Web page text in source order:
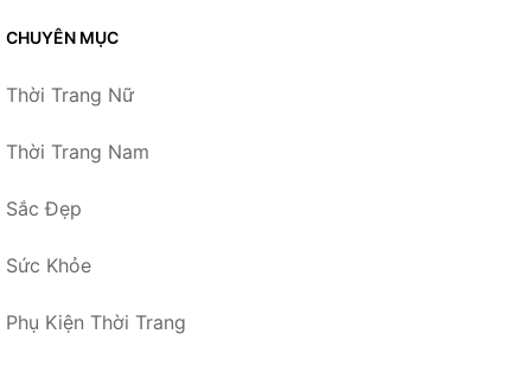
CHUYÊN MỤC
Thời Trang Nữ
Thời Trang Nam
Sắc Đẹp
Sức Khỏe
Phụ Kiện Thời Trang